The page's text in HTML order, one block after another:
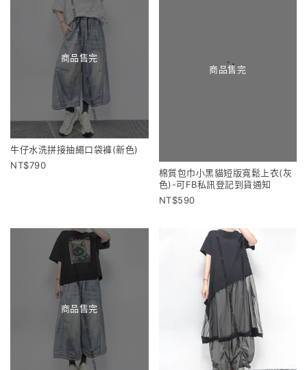
商品售完
牛仔水洗拼接抽繩口袋褲(新色)
790
商品售完
棉質包巾小黑貓短版寬鬆上衣(灰
色)-可FB私訊登記到貨通知
590
商品售完